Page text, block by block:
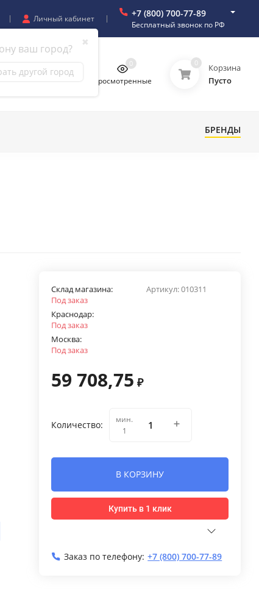
✖
ваш город?
другой город
Личный кабинет +7 (800) 700-77-89
Бесплатный звонок по РФ
Просмотренные
0 0
Корзина
Пусто
БРЕНДЫ
Артикул:010311
Склад магазина:
Под заказ
Краснодар:
Под заказ
Москва:
Под заказ
59 708,75 ₽
Количество:
мин.
1
В КОРЗИНУ
Купить в 1 клик
Заказ по телефону: +7 (800) 700-77-89